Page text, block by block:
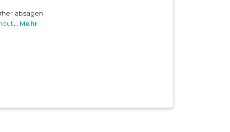
absagen
... Mehr